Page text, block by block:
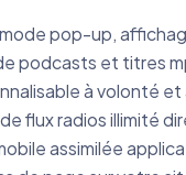
pop-up,
podcasts et titres
à volonté
flux radios illimité
assimilée